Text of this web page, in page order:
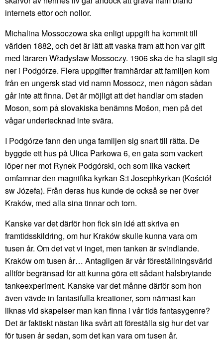
internets ettor och nollor.
Michalina Mossoczowa ska enligt uppgift ha kommit till
världen 1882, och det är lätt att vaska fram att hon var gift
med läraren Władysław Mossoczy. 1906 ska de ha slagit sig
ner i Podgórze. Flera uppgifter framhärdar att familjen kom
från en ungersk stad vid namn Mossocz, men någon sådan
går inte att finna. Det är möjligt att det handlar om staden
Moson, som på slovakiska benämns Mošon, men på det
vågar undertecknad inte svära.
I Podgórze fann den unga familjen sig snart till rätta. De
byggde ett hus på Ulica Parkowa 6, en gata som vackert
löper ner mot Rynek Podgórski, och som lika vackert
omfamnar den magnifika kyrkan S:t Josephkyrkan (Kościół
sw Józefa). Från deras hus kunde de också se ner över
Kraków, med alla sina tinnar och torn.
Kanske var det därför hon fick sin idé att skriva en
framtidsskildring, om hur Kraków skulle kunna vara om
tusen år. Om det vet vi inget, men tanken är svindlande.
Kraków om tusen år… Antagligen är vår föreställningsvärld
alltför begränsad för att kunna göra ett sådant halsbrytande
tankeexperiment. Kanske var det månne därför som hon
även vävde in fantasifulla kreationer, som närmast kan
liknas vid skapelser man kan finna i vår tids fantasygenre?
Det är faktiskt nästan lika svårt att föreställa sig hur det var
för tusen år sedan, som det kan vara om tusen år.